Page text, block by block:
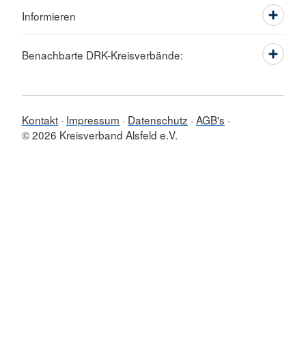
Informieren
Benachbarte DRK-Kreisverbände:
Kontakt Impressum Datenschutz AGB's
© 2026 Kreisverband Alsfeld e.V.